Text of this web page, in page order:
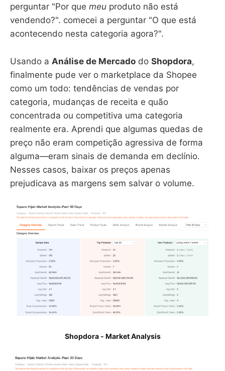
perguntar "Por que meu produto não está
vendendo?". comecei a perguntar "O que está
acontecendo nesta categoria agora?".
Usando a Análise de Mercado do Shopdora,
finalmente pude ver o marketplace da Shopee
como um todo: tendências de vendas por
categoria, mudanças de receita e quão
concentrada ou competitiva uma categoria
realmente era. Aprendi que algumas quedas de
preço não eram competição agressiva de forma
alguma—eram sinais de demanda em declínio.
Nesses casos, baixar os preços apenas
prejudicava as margens sem salvar o volume.
Shopdora - Market Analysis